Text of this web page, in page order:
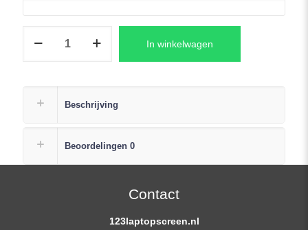
17,3″
In winkelwagen
Beschrijving
Beoordelingen 0
Contact
123laptopscreen.nl